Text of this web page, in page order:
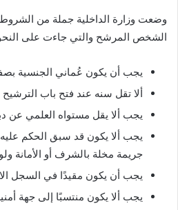
وضعت وزارة الداخلية جملة من
الشخص المرشح والتي جاءت على النحو
يجب أن يكون عُماني الجنسية
ألا تقل سنه عند فتح باب الترشيح
يجب ألا يقل مستواه العلمي عن
يجب ألا يكون قد سبق الحكم عليه
جريمة مخلة بالشرف أو الأمانة ولو
يجب أن يكون مقيدًا في السجل
يجب ألا يكون منتسبًا إلى جهة